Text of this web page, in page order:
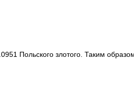
Польского злотого. Таким